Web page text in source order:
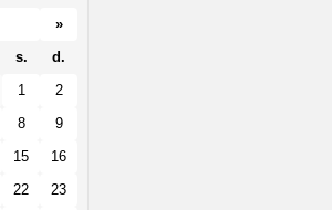
»
s.
d.
1
2
8
9
15
16
22
23